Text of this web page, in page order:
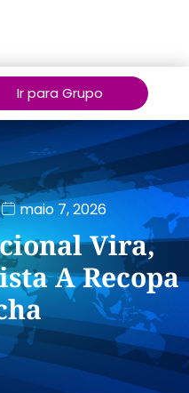
Ir para Grupo
maio 7, 2026
Vira,
A Recopa